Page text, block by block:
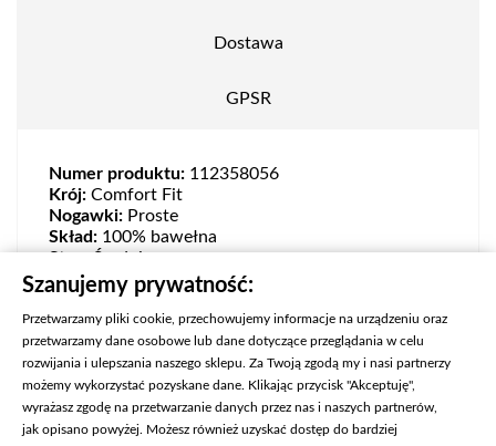
Dostawa
GPSR
Numer produktu: 112358056
Krój: Comfort Fit
Nogawki: Proste
Skład: 100% bawełna
Stan:Średni
Zapięcie:Zamek
Szanujemy prywatność:
Przetwarzamy pliki cookie, przechowujemy informacje na urządzeniu oraz
przetwarzamy dane osobowe lub dane dotyczące przeglądania w celu
rozwijania i ulepszania naszego sklepu. Za Twoją zgodą my i nasi partnerzy
możemy wykorzystać pozyskane dane. Klikając przycisk "Akceptuję",
wyrażasz zgodę na przetwarzanie danych przez nas i naszych partnerów,
jak opisano powyżej. Możesz również uzyskać dostęp do bardziej